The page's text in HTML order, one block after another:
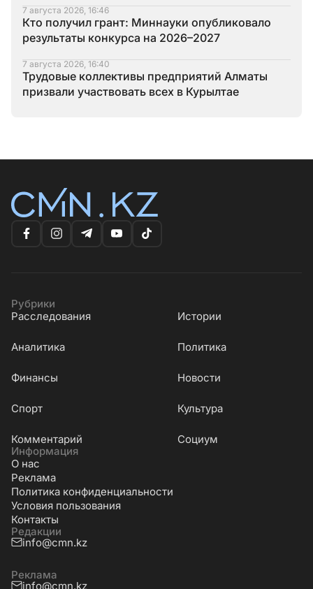
7 августа 2026, 16:46
Кто получил грант: Миннауки опубликовало
результаты конкурса на 2026–2027
7 августа 2026, 16:40
Трудовые коллективы предприятий Алматы
призвали участвовать всех в Курылтае
Рубрики
Расследования
Истории
Аналитика Политика
Финансы Новости
Cпорт Культура
Комментарий
Социум
Информация
О нас
Реклама
Политика конфиденциальности
Условия пользования
Контакты
Редакции
info@cmn.kz
Реклама
info@cmn.kz